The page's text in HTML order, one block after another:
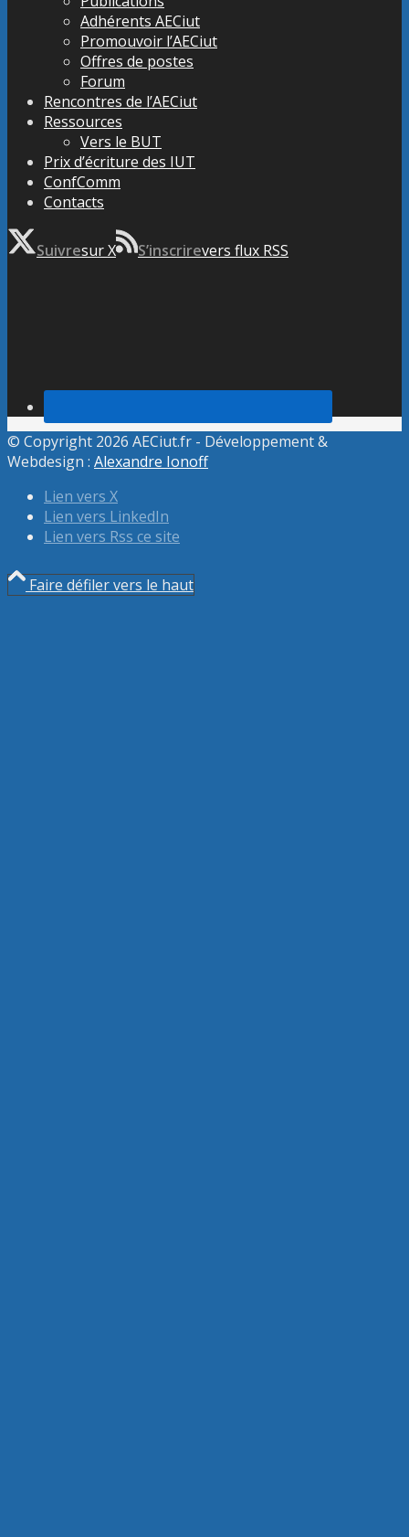
Adhérents AECiut
Promouvoir l’AECiut
Offres de postes
Forum
Rencontres de l’AECiut
Ressources
Vers le BUT
Prix d’écriture des IUT
ConfComm
Contacts
Suivresur X S’inscrirevers flux RSS
© Copyright 2026 AECiut.fr - Développement &
Webdesign : Alexandre Ionoff
Lien vers X
Lien vers LinkedIn
Lien vers Rss ce site
Faire défiler vers le haut